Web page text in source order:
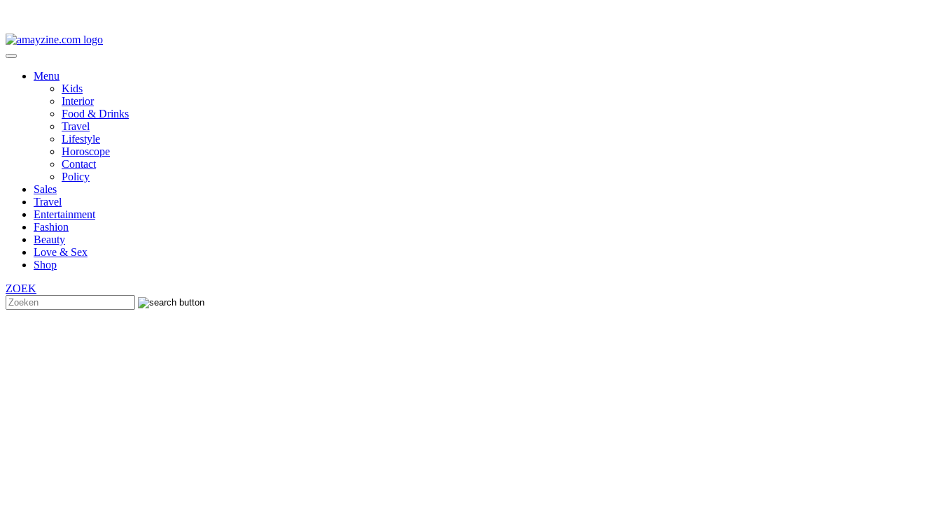
Menu
Kids
Interior
Food & Drinks
Travel
Lifestyle
Horoscope
Contact
Policy
Sales
Travel
Entertainment
Fashion
Beauty
Love & Sex
Shop
ZOEK